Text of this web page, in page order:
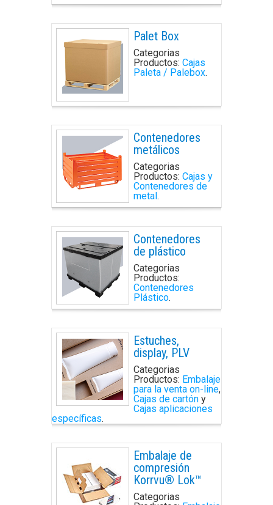
Palet Box
Categorias
Productos: Cajas
Paleta / Palebox.
Contenedores
metálicos
Categorias
Productos: Cajas y
Contenedores de
metal.
Contenedores
de plástico
Categorias
Productos:
Contenedores
Plástico.
Estuches,
display, PLV
Categorias
Productos: Embalaje
para la venta on-line,
Cajas de cartón y
Cajas aplicaciones
específicas.
Embalaje de
compresión
Korrvu® Lok™
Categorias